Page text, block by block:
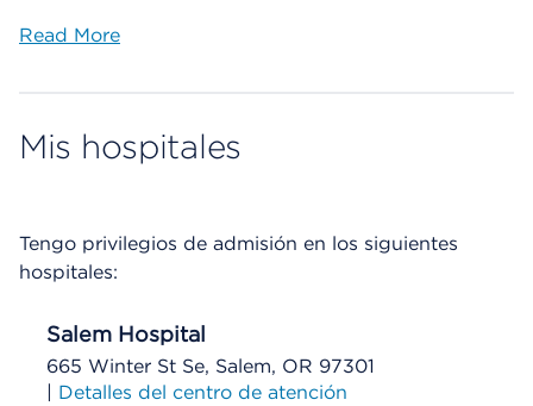
Read More
Mis hospitales
Tengo privilegios de admisión en los siguientes
hospitales:
Salem Hospital
665 Winter St Se, Salem, OR 97301
| Detalles del centro de atención